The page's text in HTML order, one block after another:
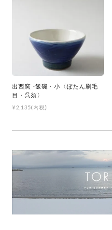
出西窯 -飯碗・小〈ぼたん刷毛
目・呉須〉
¥2,135(内税)